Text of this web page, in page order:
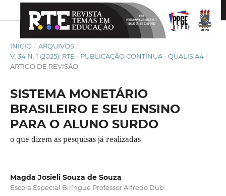
INÍCIO / ARQUIVOS /
V. 34 N. 1 (2025): RTE - PUBLICAÇÃO CONTÍNUA - QUALIS A4 /
ARTIGO DE REVISÃO
SISTEMA MONETÁRIO
BRASILEIRO E SEU ENSINO
PARA O ALUNO SURDO
o que dizem as pesquisas já realizadas
Magda Josieli Souza de Souza
Escola Especial Bilíngue Professor Alfredo Dub